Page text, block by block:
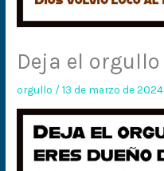
Deja el orgullo
orgullo /13 de marzo de 2024